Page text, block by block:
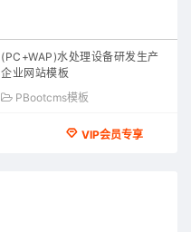
(PC+WAP)水处理设备研发生产
企业网站模板
PBootcms模板
VIP会员专享